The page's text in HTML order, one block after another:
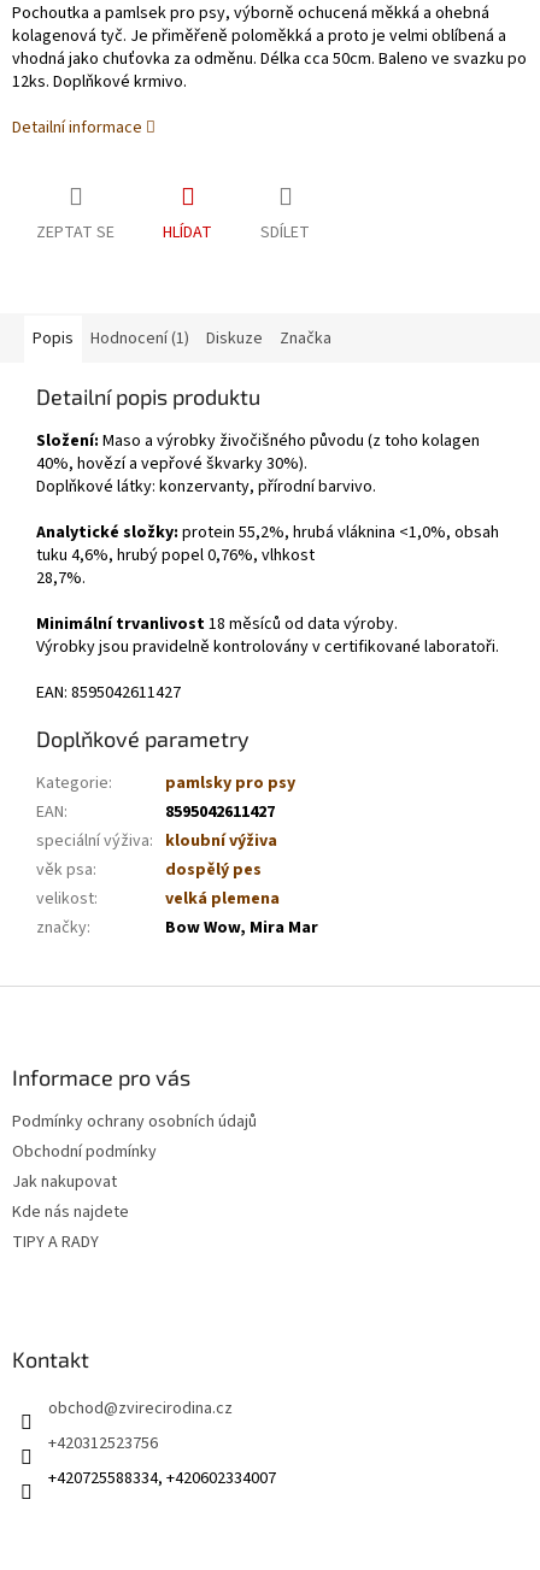
Pochoutka a pamlsek pro psy, výborně ochucená měkká a ohebná
kolagenová tyč. Je přiměřeně poloměkká a proto je velmi oblíbená a
vhodná jako chuťovka za odměnu. Délka cca 50cm. Baleno ve svazku po
12ks. Doplňkové krmivo.
Detailní informace
ZEPTAT SE HLÍDAT SDÍLET
Popis Hodnocení (1) Diskuze Značka
Detailní popis produktu
Složení: Maso a výrobky živočišného původu (z toho kolagen
40%, hovězí a vepřové škvarky 30%).
Doplňkové látky: konzervanty, přírodní barvivo.
Analytické složky: protein 55,2%, hrubá vláknina <1,0%, obsah
tuku 4,6%, hrubý popel 0,76%, vlhkost
28,7%.
Minimální trvanlivost18 měsíců od data výroby.
Výrobky jsou pravidelně kontrolovány v certifikované laboratoři.
EAN: 8595042611427
Doplňkové parametry
Kategorie:
pamlsky pro psy
EAN:
8595042611427
speciální výživa: kloubní výživa
věk psa:
dospělý pes
velikost:
velká plemena
značky: Bow Wow, Mira Mar
Informace pro vás
Podmínky ochrany osobních údajů
Obchodní podmínky
Jak nakupovat
Kde nás najdete
TIPY A RADY
Kontakt
obchod@zvirecirodina.cz
+420312523756
+420725588334, +420602334007